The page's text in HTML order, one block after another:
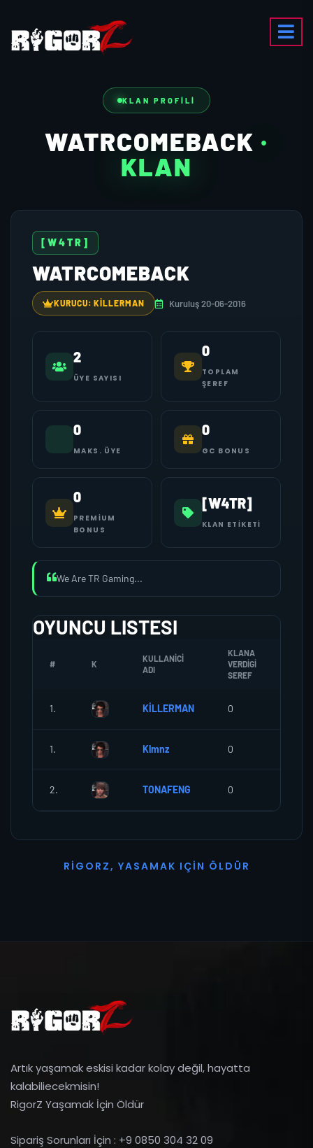
KLAN PROFILI
WATRCOMEBACK ·
KLAN
[W4TR]
WATRCOMEBACK
KURUCU: KİLLERMAN Kuruluş 20-06-2016
2
ÜYE SAYISI
0
TOPLAM
ŞEREF
0
MAKS. ÜYE
0
GC BONUS
0
PREMIUM
BONUS
[W4TR]
KLAN ETIKETI
We Are TR Gaming...
OYUNCU LISTESI
# K
KULLANICI
ADI
KLANA
VERDIGI
SEREF
1. KİLLERMAN 0
1. Klmnz 0
2. TONAFENG 0
R I G O R Z, YASAMAK I ÇI N Ö L D Ü R
Artık yaşamak eskisi kadar kolay değil, hayatta
kalabiliecekmisin!
RigorZ Yaşamak İçin Öldür
Sipariş Sorunları İçin : +9 0850 304 32 09